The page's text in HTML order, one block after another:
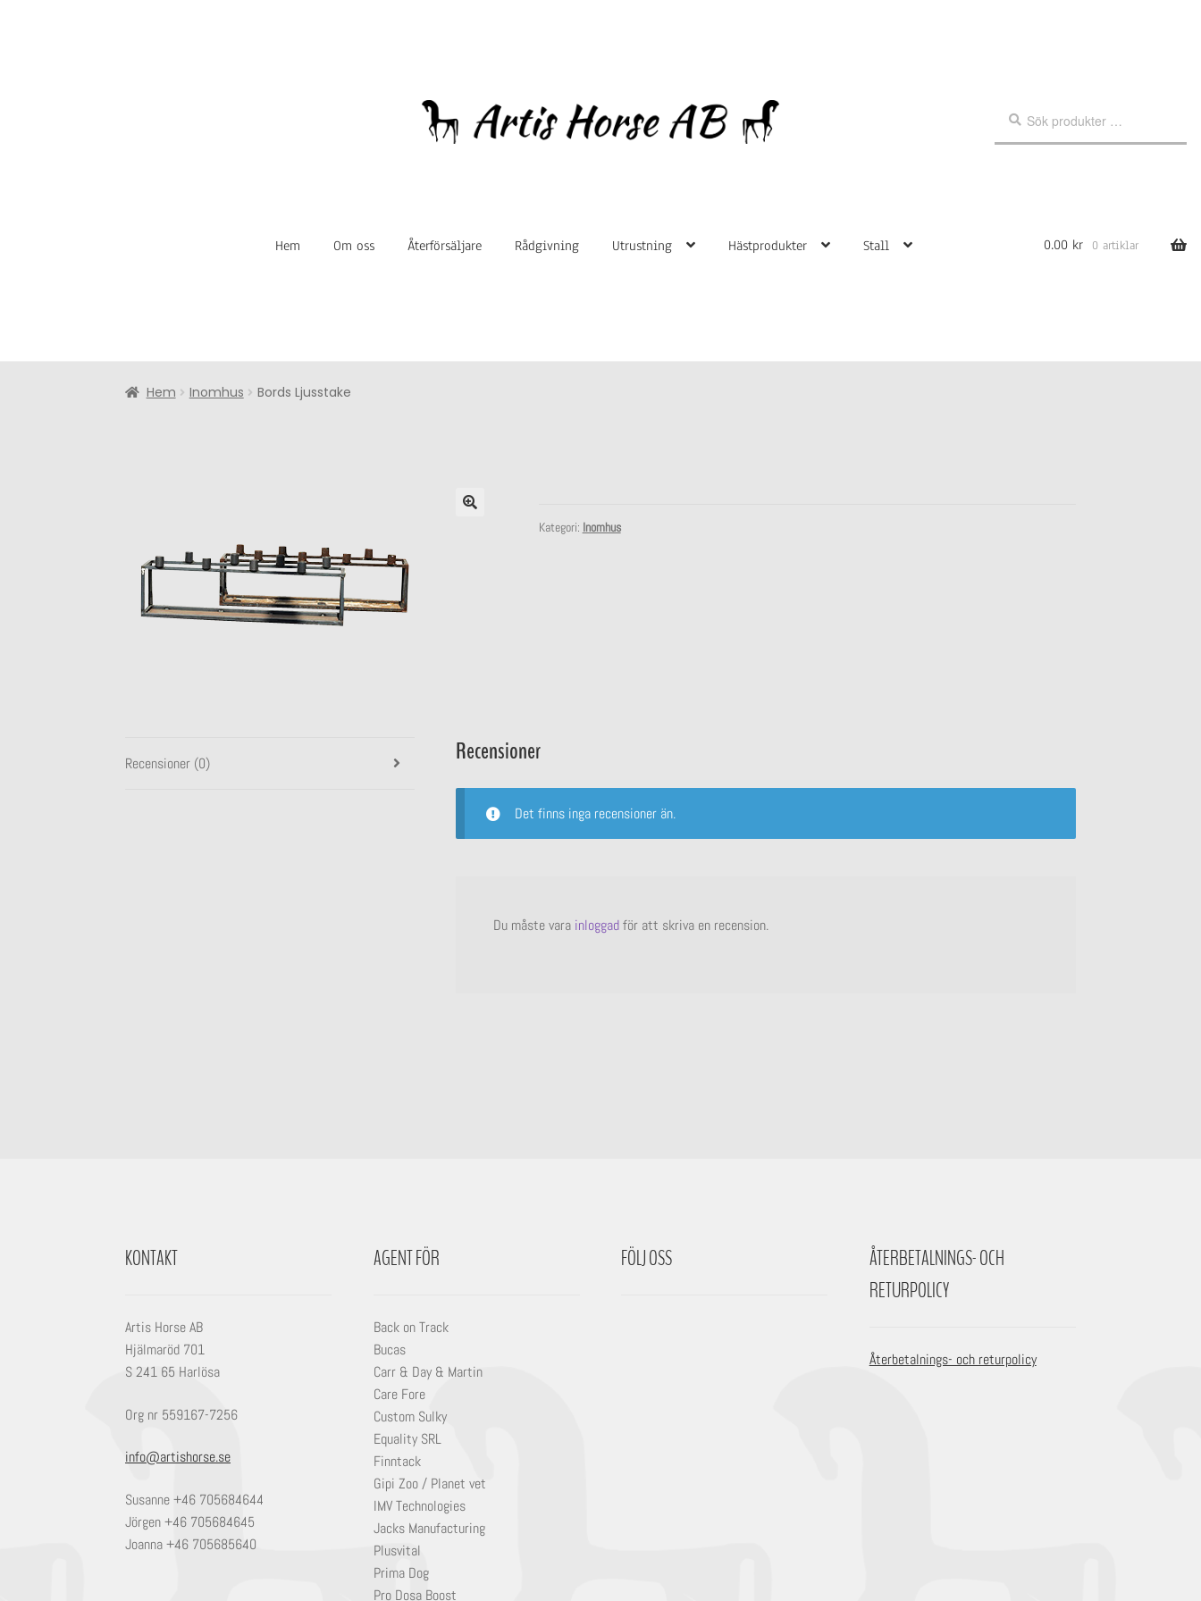
Hoppa
Hoppa
efter:
Hem Om oss Återförsäljare Rådgivning Utrustning Hästprodukter Stall 0.00 kr 0 artiklar
Hem Inomhus Bords Ljusstake
Kategori: Inomhus
Recensioner (0) Recensioner
Det finns inga recensioner än.
Du måste vara inloggadför att skriva en recension.
KONTAKT
Artis Horse AB
Hjälmaröd 701
S 241 65 Harlösa
Org nr 559167-7256
info@artishorse.se
Susanne +46 705684644
Jörgen +46 705684645
Joanna +46 705685640
AGENT FÖR
Back on Track
Bucas
Carr & Day & Martin
Care Fore
Custom Sulky
Equality SRL
Finntack
Gipi Zoo / Planet vet
IMV Technologies
Jacks Manufacturing
Plusvital
Prima Dog
Pro Dosa Boost
FÖLJ OSS
ÅTERBETALNINGS- OCH
RETURPOLICY
Återbetalnings- och returpolicy